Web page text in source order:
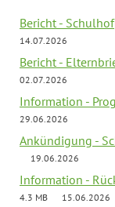
Bericht -
14.07.2026
Bericht -
02.07.2026
Information -
29.06.2026
Ankündigung -
19.06.2026
Information -
4.3 MB
15.06.2026